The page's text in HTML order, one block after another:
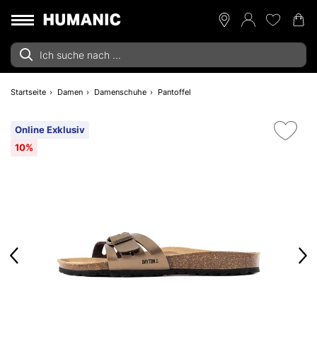
Startseite Damen Damenschuhe Pantoffel
Online Exklusiv
10%